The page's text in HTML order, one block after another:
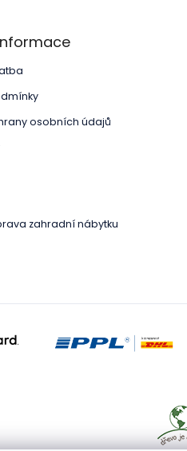
osobních údajů
zahradní nábytku